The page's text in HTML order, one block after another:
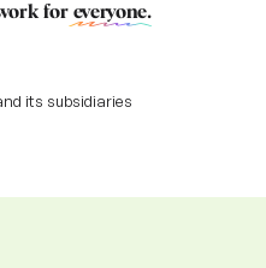
for everyone.
its subsidiaries